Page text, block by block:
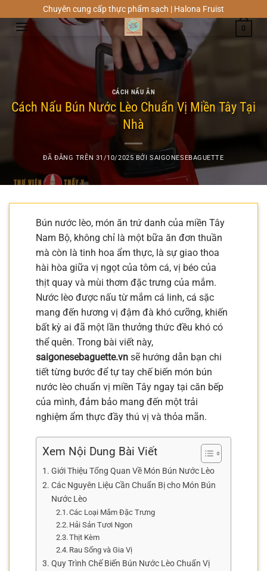
đến
Chuyên cung cấp thực phẩm sạch | Halona Fruist
0
CÁCH NẤU ĂN
Cách Nấu Bún Nước Lèo Chuẩn Vị Miền Tây Tại
Nhà
ĐÃ ĐĂNG TRÊN 31/10/2025 BỞISAIGONESEBAGUETTE
Bún nước lèo, món ăn trứ danh của miền Tây
Nam Bộ, không chỉ là một bữa ăn đơn thuần
mà còn là tinh hoa ẩm thực, là sự giao thoa
hài hòa giữa vị ngọt của tôm cá, vị béo của
thịt quay và mùi thơm đặc trưng của mắm.
Nước lèo được nấu từ mắm cá linh, cá sặc
mang đến hương vị đậm đà khó cưỡng, khiến
bất kỳ ai đã một lần thưởng thức đều khó có
thể quên. Trong bài viết này,
saigonesebaguette.vn sẽ hướng dẫn bạn chi
tiết từng bước để tự tay chế biến món bún
nước lèo chuẩn vị miền Tây ngay tại căn bếp
của mình, đảm bảo mang đến một trải
nghiệm ẩm thực đầy thú vị và thỏa mãn.
Xem Nội Dung Bài Viết
Giới Thiệu Tổng Quan Về Món Bún Nước Lèo
Các Nguyên Liệu Cần Chuẩn Bị cho Món Bún
Nước Lèo
Các Loại Mắm Đặc Trưng
Hải Sản Tươi Ngon
Thịt Kèm
Rau Sống và Gia Vị
Quy Trình Chế Biến Bún Nước Lèo Chuẩn Vị